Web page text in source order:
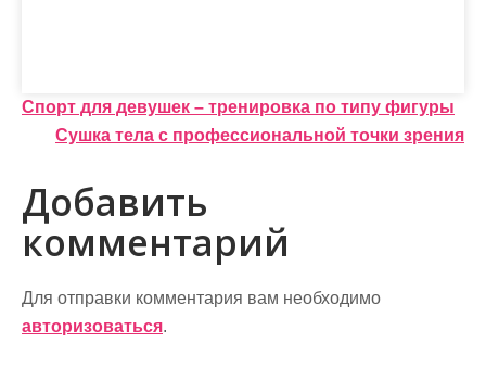
Н
в
и
а
Спорт для девушек – тренировка по типу фигуры
Сушка тела с профессиональной точки зрения
Добавить
комментарий
Для отправки комментария вам необходимо
авторизоваться.